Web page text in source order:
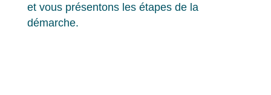
et vous présentons les étapes de la
démarche.